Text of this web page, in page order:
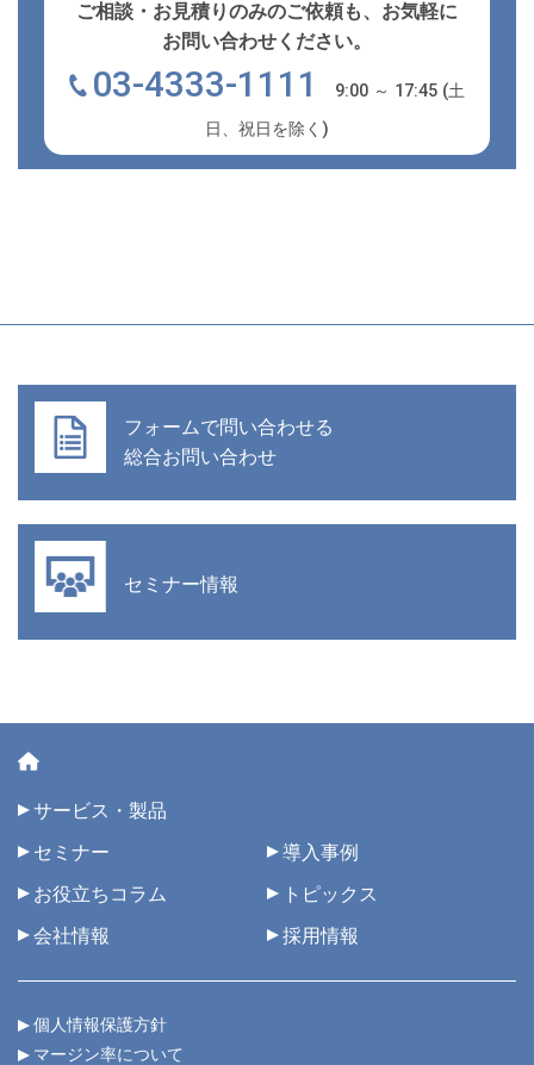
ご相談・お見積りのみのご依頼も、お気軽に
お問い合わせください。
03-4333-1111
9:00 ～ 17:45 (土
日、祝日を除く)
フォームで問い合わせる
総合お問い合わせ
セミナー情報
サービス・製品
セミナー
導入事例
お役立ちコラム
トピックス
会社情報
採用情報
個人情報保護方針
マージン率について